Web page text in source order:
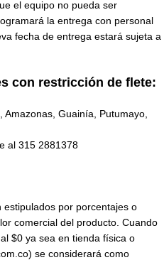
el equipo no pueda ser
la entrega con personal
fecha de entrega estará sujeta a
con restricción de flete:
Amazonas, Guainía, Putumayo,
al 315 2881378
por porcentajes o
comercial del producto. Cuando
$0 ya sea en tienda física o
se considerará como